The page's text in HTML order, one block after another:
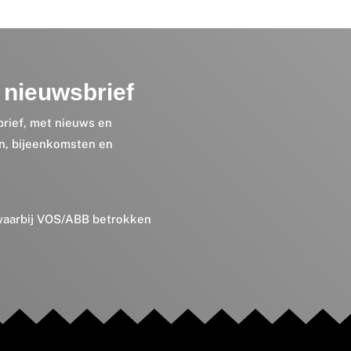
met nieuws en
bijeenkomsten en
VOS/ABB betrokken